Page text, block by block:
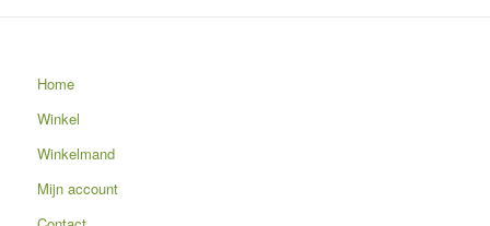
Home
Winkel
Winkelmand
Mijn account